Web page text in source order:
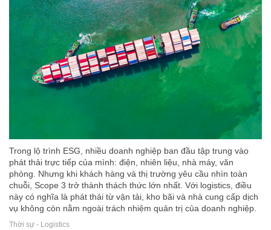
Trong lộ trình ESG, nhiều doanh nghiệp ban đầu tập trung vào
phát thải trực tiếp của mình: điện, nhiên liệu, nhà máy, văn
phòng. Nhưng khi khách hàng và thị trường yêu cầu nhìn toàn
chuỗi, Scope 3 trở thành thách thức lớn nhất. Với logistics, điều
này có nghĩa là phát thải từ vận tải, kho bãi và nhà cung cấp dịch
vụ không còn nằm ngoài trách nhiệm quản trị của doanh nghiệp.
Thời sự - Logistics